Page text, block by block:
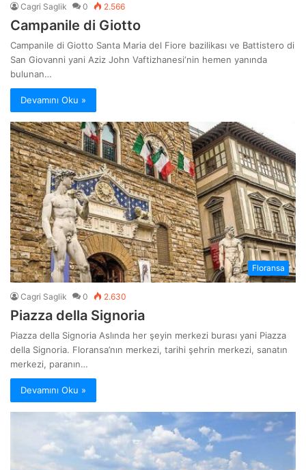
Cagri Saglik 0 2.566
Campanile di Giotto
Campanile di Giotto Santa Maria del Fiore bazilikası ve Battistero di
San Giovanni yani Aziz John Vaftizhanesi‘nin hemen yanında
bulunan…
Devamını Oku »
Floransa
Cagri Saglik 0 2.630
Piazza della Signoria
Piazza della Signoria Aslında her şeyin merkezi burası yani Piazza
della Signoria. Floransa’nın merkezi, tarihi şehrin merkezi, sanatın
merkezi, paranın…
Devamını Oku »